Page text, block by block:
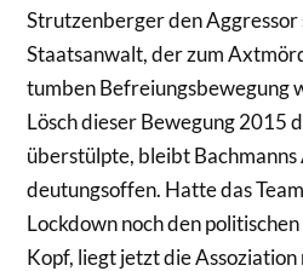
Strutzenberger den Aggressor
Staatsanwalt, der zum
tumben Befreiungsbewegung
Lösch dieser Bewegung 2015
überstülpte, bleibt Bachmanns
deutungsoffen. Hatte das
Lockdown noch den
Kopf, liegt jetzt die